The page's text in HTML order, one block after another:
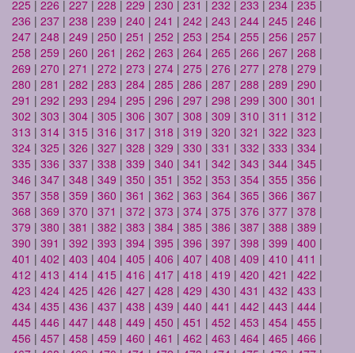
225 | 226 | 227 | 228 | 229 | 230 | 231 | 232 | 233 | 234 | 235 |
236 | 237 | 238 | 239 | 240 | 241 | 242 | 243 | 244 | 245 | 246 |
247 | 248 | 249 | 250 | 251 | 252 | 253 | 254 | 255 | 256 | 257 |
258 | 259 | 260 | 261 | 262 | 263 | 264 | 265 | 266 | 267 | 268 |
269 | 270 | 271 | 272 | 273 | 274 | 275 | 276 | 277 | 278 | 279 |
280 | 281 | 282 | 283 | 284 | 285 | 286 | 287 | 288 | 289 | 290 |
291 | 292 | 293 | 294 | 295 | 296 | 297 | 298 | 299 | 300 | 301 |
302 | 303 | 304 | 305 | 306 | 307 | 308 | 309 | 310 | 311 | 312 |
313 | 314 | 315 | 316 | 317 | 318 | 319 | 320 | 321 | 322 | 323 |
324 | 325 | 326 | 327 | 328 | 329 | 330 | 331 | 332 | 333 | 334 |
335 | 336 | 337 | 338 | 339 | 340 | 341 | 342 | 343 | 344 | 345 |
346 | 347 | 348 | 349 | 350 | 351 | 352 | 353 | 354 | 355 | 356 |
357 | 358 | 359 | 360 | 361 | 362 | 363 | 364 | 365 | 366 | 367 |
368 | 369 | 370 | 371 | 372 | 373 | 374 | 375 | 376 | 377 | 378 |
379 | 380 | 381 | 382 | 383 | 384 | 385 | 386 | 387 | 388 | 389 |
390 | 391 | 392 | 393 | 394 | 395 | 396 | 397 | 398 | 399 | 400 |
401 | 402 | 403 | 404 | 405 | 406 | 407 | 408 | 409 | 410 | 411 |
412 | 413 | 414 | 415 | 416 | 417 | 418 | 419 | 420 | 421 | 422 |
423 | 424 | 425 | 426 | 427 | 428 | 429 | 430 | 431 | 432 | 433 |
434 | 435 | 436 | 437 | 438 | 439 | 440 | 441 | 442 | 443 | 444 |
445 | 446 | 447 | 448 | 449 | 450 | 451 | 452 | 453 | 454 | 455 |
456 | 457 | 458 | 459 | 460 | 461 | 462 | 463 | 464 | 465 | 466 |